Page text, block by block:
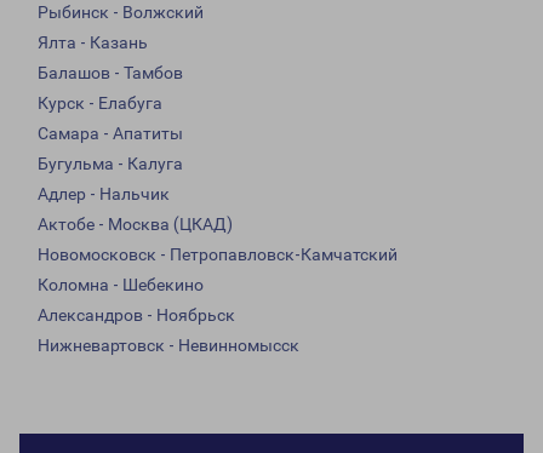
Рыбинск - Волжский
Ялта - Казань
Балашов - Тамбов
Курск - Елабуга
Самара - Апатиты
Бугульма - Калуга
Адлер - Нальчик
Актобе - Москва (ЦКАД)
Новомосковск - Петропавловск-Камчатский
Коломна - Шебекино
Александров - Ноябрьск
Нижневартовск - Невинномысск